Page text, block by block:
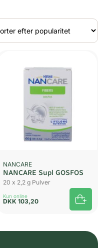
NANCARE
NANCARE Supl GOSFOS
20 x 2,2 g Pulver
Kun online
DKK 103,20